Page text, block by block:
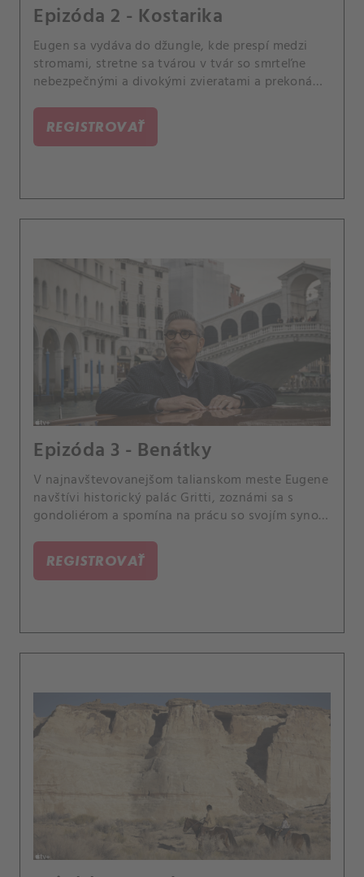
Epizóda 2 - Kostarika
Eugen sa vydáva do džungle, kde prespí medzi
stromami, stretne sa tvárou v tvár so smrteľne
nebezpečnými a divokými zvieratami a prekoná
REGISTROVAŤ
Epizóda 3 - Benátky
V najnavštevovanejšom talianskom meste Eugene
navštívi historický palác Gritti, zoznámi sa s
gondoliérom a spomína na prácu so svojím synom
REGISTROVAŤ